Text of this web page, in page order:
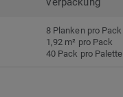
8 Planken pro Pack
1,92 m² pro Pack
40 Pack pro Palette